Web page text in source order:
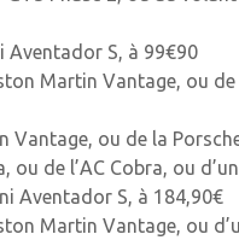
S, à 99€90
Martin Vantage, ou de
ou de la
de l’AC Cobra, ou
Aventador S, à 184,90€
Martin Vantage, ou